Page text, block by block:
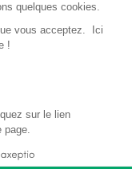
Pédestre.
quelques cookies.
vous acceptez. Ici
!
sur le lien